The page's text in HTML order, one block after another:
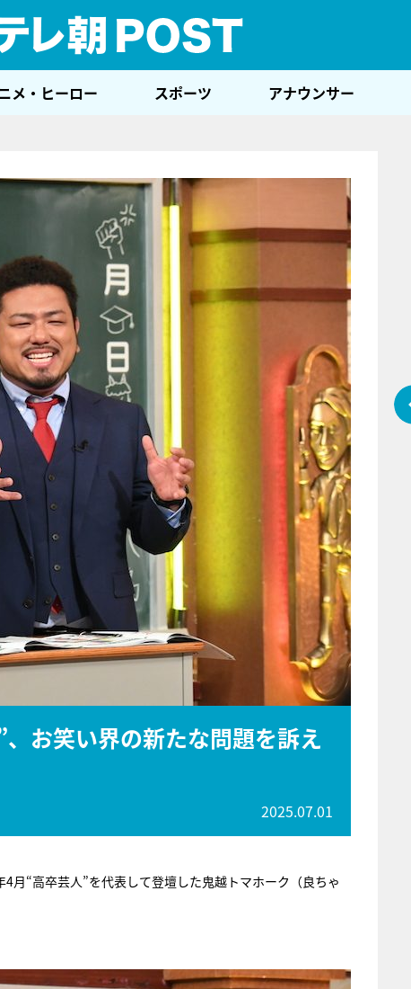
メ・ヒーロー スポーツ アナウンサー
お笑い界の新たな問題を訴え
2025.07.01
4月“高卒芸人”を代表して登壇した鬼越トマホーク（良ちゃ
『アイ＝ラブ！げーみんぐ』＝LOV
E齋藤樹愛羅＆佐々木舞香SPインタ
ビュー